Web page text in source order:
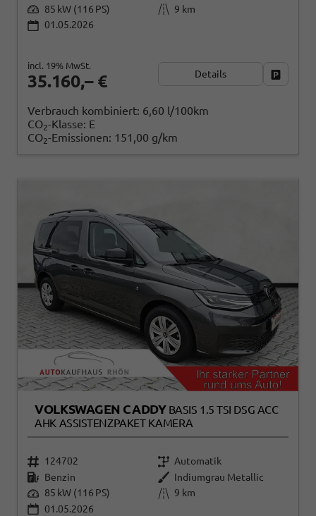
85 kW (116 PS)
9 km
01.05.2026
35.160,– €
incl. 19% MwSt.
Details
Verbrauch kombiniert: 6,60 l/100km
CO2-Klasse: E
CO2-Emissionen: 151,00 g/km
VOLKSWAGEN CADDY BASIS 1.5 TSI DSG ACC
AHK ASSISTENZPAKET KAMERA
124702
Automatik
Benzin
Indiumgrau Metallic
85 kW (116 PS)
9 km
01.05.2026